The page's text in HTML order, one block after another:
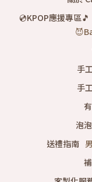
💿KPOP應援專區🎵
手
手
泡
送禮指南